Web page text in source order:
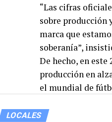
“Las cifras
sobre producción
marca que
soberanía”,
De hecho, en
producción en
el mundial de
LOCALES